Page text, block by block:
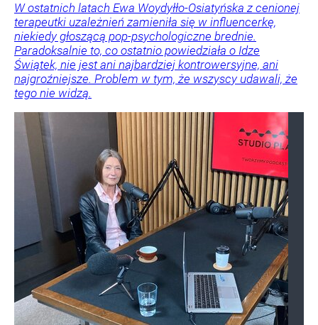
W ostatnich latach Ewa Woydyłło-Osiatyńska z cenionej
terapeutki uzależnień zamieniła się w influencerkę,
niekiedy głoszącą pop-psychologiczne brednie.
Paradoksalnie to, co ostatnio powiedziała o Idze
Świątek, nie jest ani najbardziej kontrowersyjne, ani
najgroźniejsze. Problem w tym, że wszyscy udawali, że
tego nie widzą.